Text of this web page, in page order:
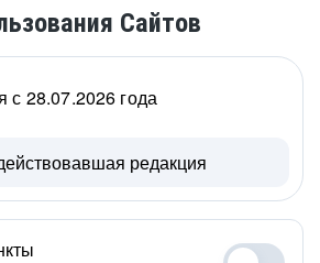
Сайтов
с 28.07.2026 года
редакция